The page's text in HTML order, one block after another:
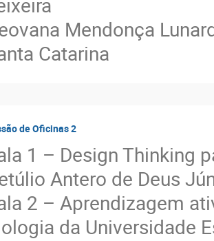
Mendonça
Catarina
de Oficinas 2
1 – Design Thinking
Antero de Deus
2 – Aprendizagem
da Universidade